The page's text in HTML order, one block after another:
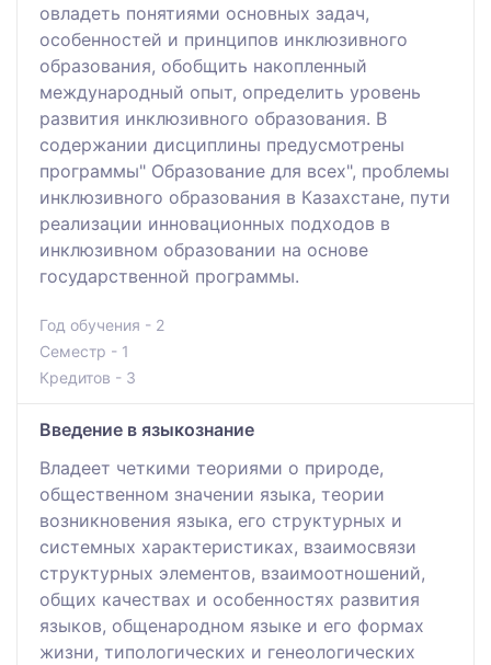
овладеть понятиями основных задач,
особенностей и принципов инклюзивного
образования, обобщить накопленный
международный опыт, определить уровень
развития инклюзивного образования. В
содержании дисциплины предусмотрены
программы" Образование для всех", проблемы
инклюзивного образования в Казахстане, пути
реализации инновационных подходов в
инклюзивном образовании на основе
государственной программы.
Год обучения - 2
Семестр - 1
Кредитов - 3
Введение в языкознание
Владеет четкими теориями о природе,
общественном значении языка, теории
возникновения языка, его структурных и
системных характеристиках, взаимосвязи
структурных элементов, взаимоотношений,
общих качествах и особенностях развития
языков, общенародном языке и его формах
жизни, типологических и генеологических